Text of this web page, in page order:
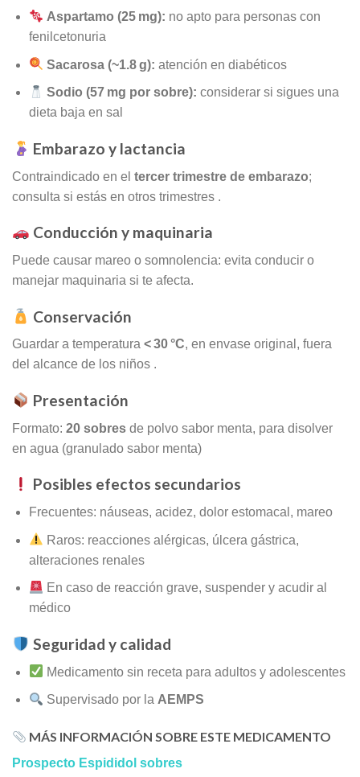
Aspartamo (25 mg): no apto para personas con
fenilcetonuria
Sacarosa (~1.8 g): atención en diabéticos
Sodio (57 mg por sobre): considerar si sigues una
dieta baja en sal
Embarazo y lactancia
Contraindicado en el tercer trimestre de embarazo;
consulta si estás en otros trimestres .
Conducción y maquinaria
Puede causar mareo o somnolencia: evita conducir o
manejar maquinaria si te afecta.
Conservación
Guardar a temperatura < 30 °C, en envase original, fuera
del alcance de los niños .
Presentación
Formato: 20 sobres de polvo sabor menta, para disolver
en agua (granulado sabor menta)
Posibles efectos secundarios
Frecuentes: náuseas, acidez, dolor estomacal, mareo
Raros: reacciones alérgicas, úlcera gástrica,
alteraciones renales
En caso de reacción grave, suspender y acudir al
médico
Seguridad y calidad
Medicamento sin receta para adultos y adolescentes
Supervisado por la AEMPS
MÁS INFORMACIÓN SOBRE ESTE MEDICAMENTO
Prospecto Espididol sobres